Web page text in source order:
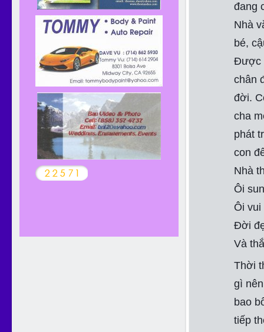
đang
Nhà
bé,
Được
chân
đời.
cha
phát
con
Nhà
Ôi
Ôi
Đời
Và
Thời
gì
bao
tiếp